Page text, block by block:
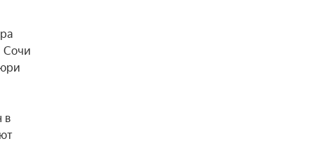
Сочи
в